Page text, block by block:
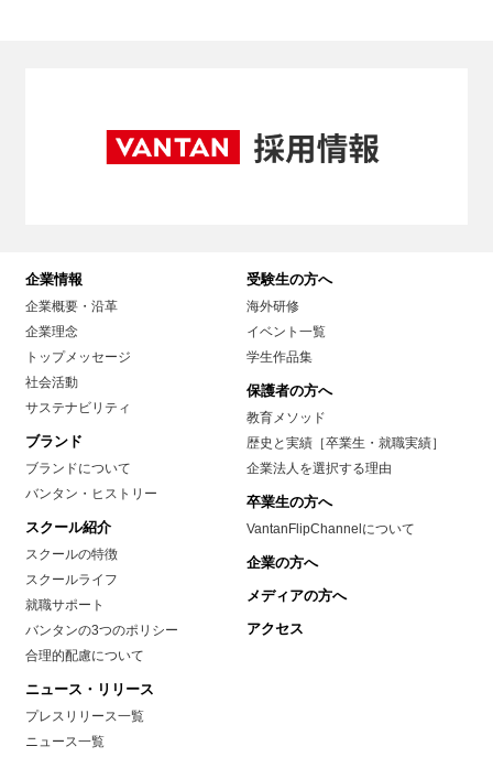
企業情報
企業概要・沿革
企業理念
トップメッセージ
社会活動
サステナビリティ
ブランド
ブランドについて
バンタン・ヒストリー
スクール紹介
スクールの特徴
スクールライフ
就職サポート
バンタンの3つのポリシー
合理的配慮について
ニュース・リリース
プレスリリース一覧
ニュース一覧
受験生の方へ
海外研修
イベント一覧
学生作品集
保護者の方へ
教育メソッド
歴史と実績［卒業生・就職実績］
企業法人を選択する理由
卒業生の方へ
VantanFlipChannelについて
企業の方へ
メディアの方へ
アクセス